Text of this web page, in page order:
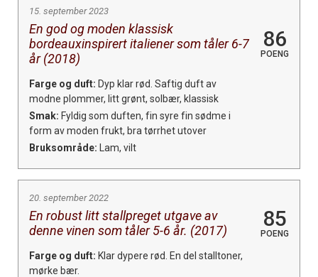
15. september 2023
En god og moden klassisk
bordeauxinspirert italiener som tåler 6-7
år (2018)
86
POENG
Farge og duft: Dyp klar rød. Saftig duft av
modne plommer, litt grønt, solbær, klassisk
Smak: Fyldig som duften, fin syre fin sødme i
form av moden frukt, bra tørrhet utover
Bruksområde: Lam, vilt
20. september 2022
En robust litt stallpreget utgave av
denne vinen som tåler 5-6 år. (2017)
85
POENG
Farge og duft: Klar dypere rød. En del stalltoner,
mørke bær.